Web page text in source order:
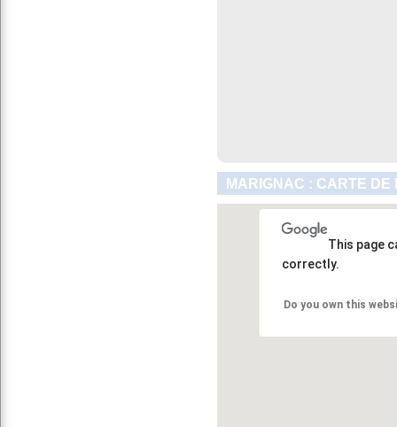
MARIGNAC : CARTE DE
This page
correctly.
Do you own this